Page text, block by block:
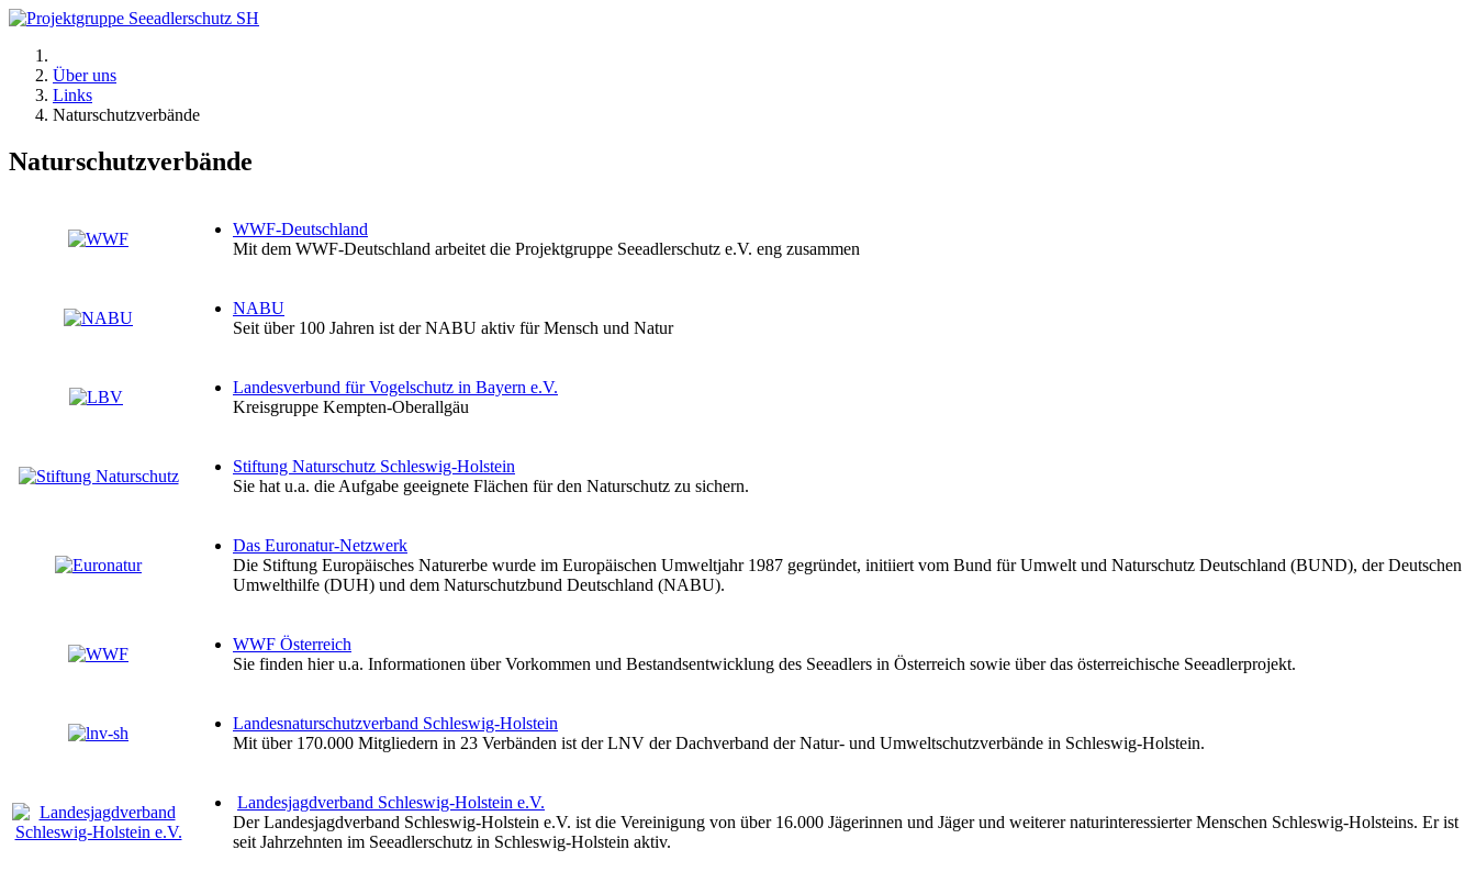
Über uns
Links
Naturschutzverbände
Naturschutzverbände
WWF-Deutschland
Mit dem WWF-Deutschland arbeitet die Projektgruppe Seeadlerschutz e.V. eng zusammen
NABU
Seit über 100 Jahren ist der NABU aktiv für Mensch und Natur
Landesverbund für Vogelschutz in Bayern e.V.
Kreisgruppe Kempten-Oberallgäu
Stiftung Naturschutz Schleswig-Holstein
Sie hat u.a. die Aufgabe geeignete Flächen für den Naturschutz zu sichern.
Das Euronatur-Netzwerk
Die Stiftung Europäisches Naturerbe wurde im Europäischen Umweltjahr 1987 gegründet, initiiert vom Bund für Umwelt und Naturschutz Deutschland (BUND), der Deutschen
Umwelthilfe (DUH) und dem Naturschutzbund Deutschland (NABU).
WWF Österreich
Sie finden hier u.a. Informationen über Vorkommen und Bestandsentwicklung des Seeadlers in Österreich sowie über das österreichische Seeadlerprojekt.
Landesnaturschutzverband Schleswig-Holstein
Mit über 170.000 Mitgliedern in 23 Verbänden ist der LNV der Dachverband der Natur- und Umweltschutzverbände in Schleswig-Holstein.
Landesjagdverband Schleswig-Holstein e.V.
Der Landesjagdverband Schleswig-Holstein e.V. ist die Vereinigung von über 16.000 Jägerinnen und Jäger und weiterer naturinteressierter Menschen Schleswig-Holsteins. Er ist
seit Jahrzehnten im Seeadlerschutz in Schleswig-Holstein aktiv.